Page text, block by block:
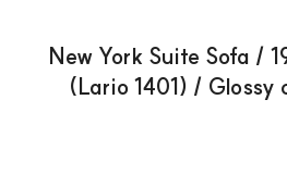
New York Suite Sofa /
(Lario 1401) / Glossy